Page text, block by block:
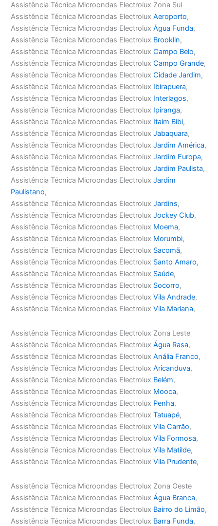
Assistência Técnica Microondas Electrolux Zona Sul
Assistência Técnica Microondas ElectroluxAeroporto,
Assistência Técnica Microondas ElectroluxÁgua Funda,
Assistência Técnica Microondas Electrolux Brooklin,
Assistência Técnica Microondas ElectroluxCampo Belo,
Assistência Técnica Microondas ElectroluxCampo Grande,
Assistência Técnica Microondas ElectroluxCidade Jardim,
Assistência Técnica Microondas Electrolux Ibirapuera,
Assistência Técnica Microondas Electrolux Interlagos,
Assistência Técnica Microondas Electrolux Ipiranga,
Assistência Técnica Microondas Electrolux Itaim Bibi,
Assistência Técnica Microondas ElectroluxJabaquara,
Assistência Técnica Microondas ElectroluxJardim América,
Assistência Técnica Microondas ElectroluxJardim Europa,
Assistência Técnica Microondas ElectroluxJardim Paulista,
Assistência Técnica Microondas ElectroluxJardim
Paulistano,
Assistência Técnica Microondas ElectroluxJardins,
Assistência Técnica Microondas ElectroluxJockey Club,
Assistência Técnica Microondas Electrolux Moema,
Assistência Técnica Microondas Electrolux Morumbi,
Assistência Técnica Microondas Electrolux Sacomã,
Assistência Técnica Microondas Electrolux Santo Amaro,
Assistência Técnica Microondas Electrolux Saúde,
Assistência Técnica Microondas Electrolux Socorro,
Assistência Técnica Microondas ElectroluxVila Andrade,
Assistência Técnica Microondas ElectroluxVila Mariana,
Assistência Técnica Microondas Electrolux Zona Leste
Assistência Técnica Microondas ElectroluxÁgua Rasa,
Assistência Técnica Microondas ElectroluxAnália Franco,
Assistência Técnica Microondas ElectroluxAricanduva,
Assistência Técnica Microondas Electrolux Belém,
Assistência Técnica Microondas Electrolux Mooca,
Assistência Técnica Microondas Electrolux Penha,
Assistência Técnica Microondas ElectroluxTatuapé,
Assistência Técnica Microondas ElectroluxVila Carrão,
Assistência Técnica Microondas ElectroluxVila Formosa,
Assistência Técnica Microondas ElectroluxVila Matilde,
Assistência Técnica Microondas ElectroluxVila Prudente,
Assistência Técnica Microondas Electrolux Zona Oeste
Assistência Técnica Microondas ElectroluxÁgua Branca,
Assistência Técnica Microondas Electrolux Bairro do Limão,
Assistência Técnica Microondas Electrolux Barra Funda,